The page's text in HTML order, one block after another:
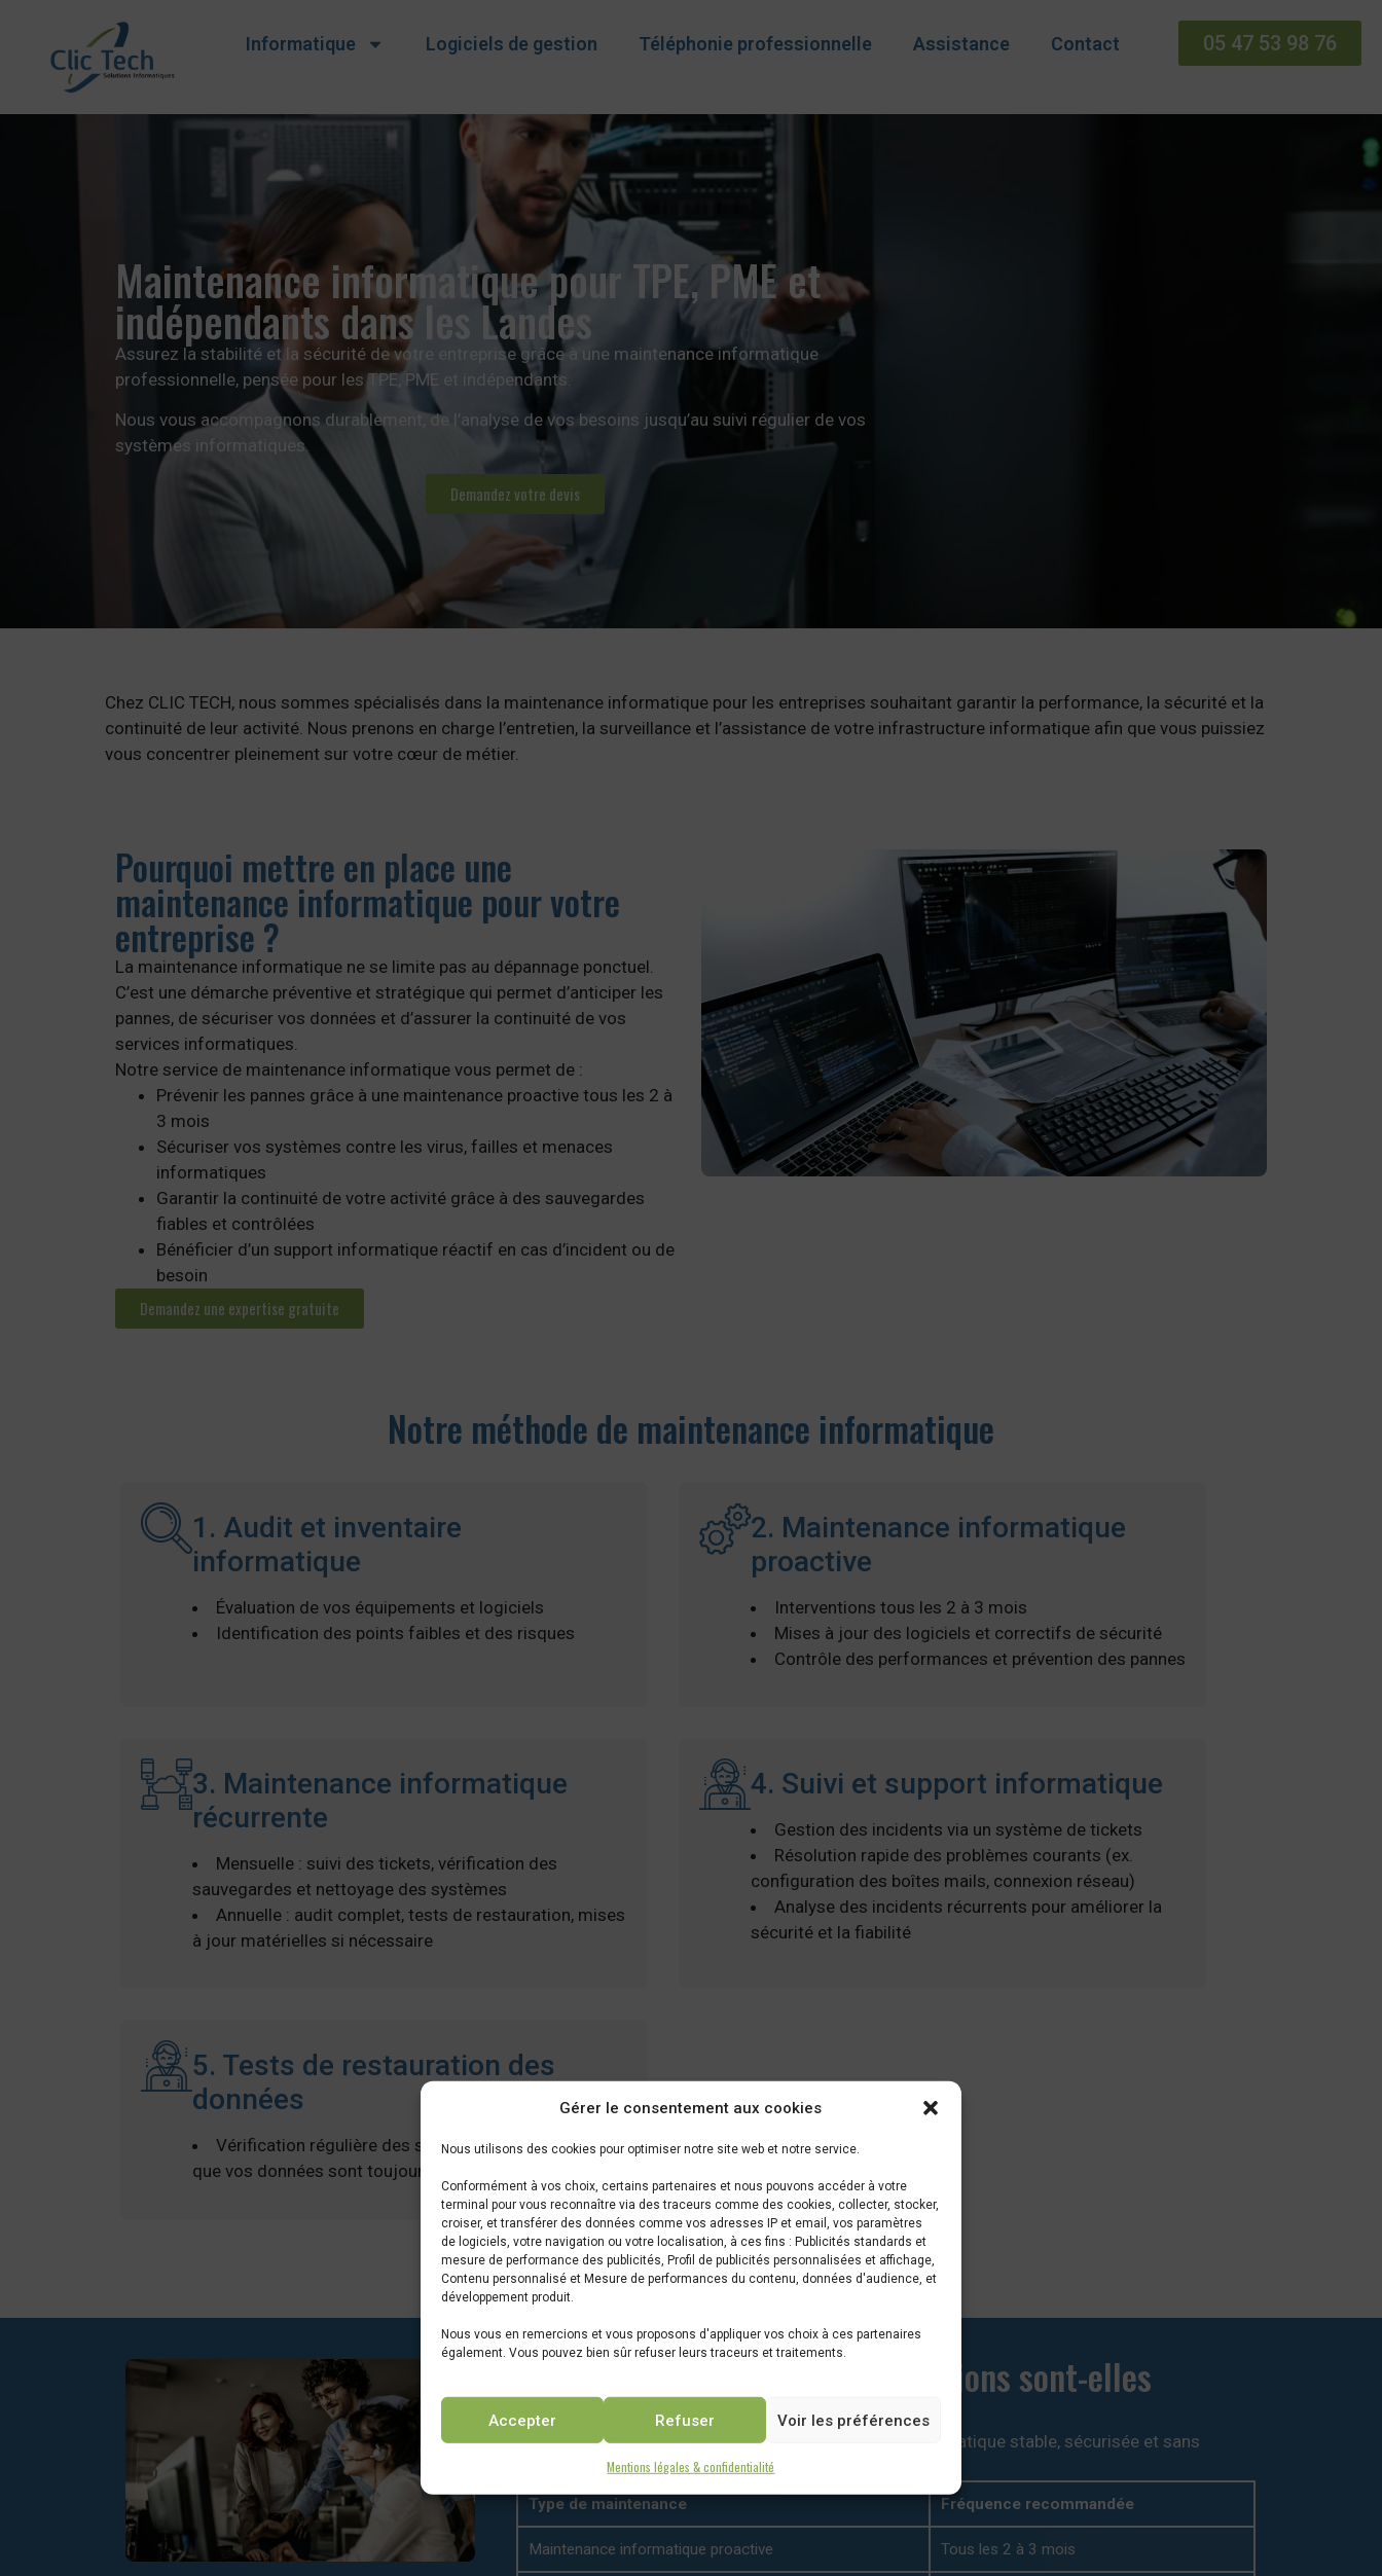
Gérer le consentement aux cookies
Nous utilisons des cookies pour optimiser notre site web et notre service.
Conformément à vos choix, certains partenaires et nous pouvons accéder à votre
terminal pour vous reconnaître via des traceurs comme des cookies, collecter, stocker,
croiser, et transférer des données comme vos adresses IP et email, vos paramètres
de logiciels, votre navigation ou votre localisation, à ces fins : Publicités standards et
mesure de performance des publicités, Profil de publicités personnalisées et affichage,
Contenu personnalisé et Mesure de performances du contenu, données d'audience, et
développement produit.
Nous vous en remercions et vous proposons d'appliquer vos choix à ces partenaires
également. Vous pouvez bien sûr refuser leurs traceurs et traitements.
Accepter Refuser Voir les préférences
Mentions légales & confidentialité
Informatique Logiciels de gestion Téléphonie professionnelle Assistance Contact 05 47 53 98 76
Maintenance informatique pour TPE, PME et
indépendants dans les Landes
Assurez la stabilité et la sécurité de votre entreprise grâce à une maintenance informatique
professionnelle, pensée pour les TPE, PME et indépendants.
Nous vous accompagnons durablement, de l’analyse de vos besoins jusqu’au suivi régulier de vos
systèmes informatiques.
Demandez votre devis
Chez CLIC TECH, nous sommes spécialisés dans la maintenance informatique pour les entreprises souhaitant garantir la performance, la sécurité et la
continuité de leur activité. Nous prenons en charge l’entretien, la surveillance et l’assistance de votre infrastructure informatique afin que vous puissiez
vous concentrer pleinement sur votre cœur de métier.
Pourquoi mettre en place une
maintenance informatique pour votre
entreprise ?
La maintenance informatique ne se limite pas au dépannage ponctuel.
C’est une démarche préventive et stratégique qui permet d’anticiper les
pannes, de sécuriser vos données et d’assurer la continuité de vos
services informatiques.
Notre service de maintenance informatique vous permet de :
Prévenir les pannes grâce à une maintenance proactive tous les 2 à
3 mois
Sécuriser vos systèmes contre les virus, failles et menaces
informatiques
Garantir la continuité de votre activité grâce à des sauvegardes
fiables et contrôlées
Bénéficier d’un support informatique réactif en cas d’incident ou de
besoin
Demandez une expertise gratuite
Notre méthode de maintenance informatique
1. Audit et inventaire
informatique
Évaluation de vos équipements et logiciels
Identification des points faibles et des risques
2. Maintenance informatique
proactive
Interventions tous les 2 à 3 mois
Mises à jour des logiciels et correctifs de sécurité
Contrôle des performances et prévention des pannes
3. Maintenance informatique
récurrente
Mensuelle : suivi des tickets, vérification des
sauvegardes et nettoyage des systèmes
Annuelle : audit complet, tests de restauration, mises
à jour matérielles si nécessaire
4. Suivi et support informatique
Gestion des incidents via un système de tickets
Résolution rapide des problèmes courants (ex.
configuration des boîtes mails, connexion réseau)
Analyse des incidents récurrents pour améliorer la
sécurité et la fiabilité
5. Tests de restauration des
données
Vérification régulière des sauvegardes pour garantir
que vos données sont toujours récupérables
À quelle fréquence nos interventions sont-elles
réalisées ?
Cette organisation vous assure une infrastructure informatique stable, sécurisée et sans
interruption imprévue.
Type de maintenance Fréquence recommandée
Maintenance informatique proactive Tous les 2 à 3 mois